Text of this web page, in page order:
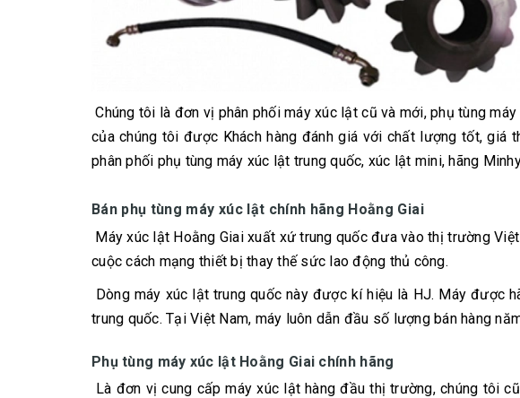
Chúng tôi là đơn vị phân phối máy xúc lật cũ và mới, phụ tùng
của chúng tôi được Khách hàng đánh giá với chất lượng tốt, giá
phân phối phụ tùng máy xúc lật trung quốc, xúc lật mini, hãng
Bán phụ tùng máy xúc lật chính hãng Hoằng Giai
Máy xúc lật Hoằng Giai xuất xứ trung quốc đưa vào thị trường
cuộc cách mạng thiết bị thay thế sức lao động thủ công.
Dòng máy xúc lật trung quốc này được kí hiệu là HJ. Máy được
trung quốc. Tại Việt Nam, máy luôn dẫn đầu số lượng bán hàng
Phụ tùng máy xúc lật Hoằng Giai chính hãng
Là đơn vị cung cấp máy xúc lật hàng đầu thị trường, chúng tôi